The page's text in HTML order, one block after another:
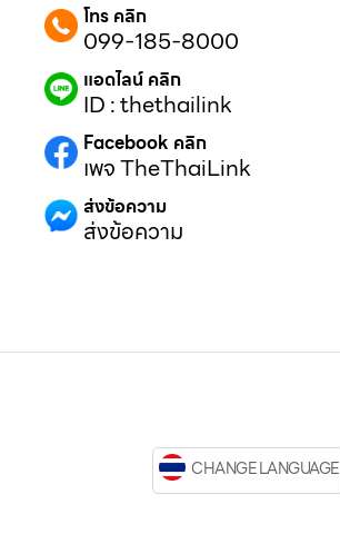
โทร คลิก
099-185-8000
แอดไลน์ คลิก
ID : thethailink
Facebook คลิก
เพจ TheThaiLink
ส่งข้อความ
ส่งข้อความ
CHANGE LANGUAGE